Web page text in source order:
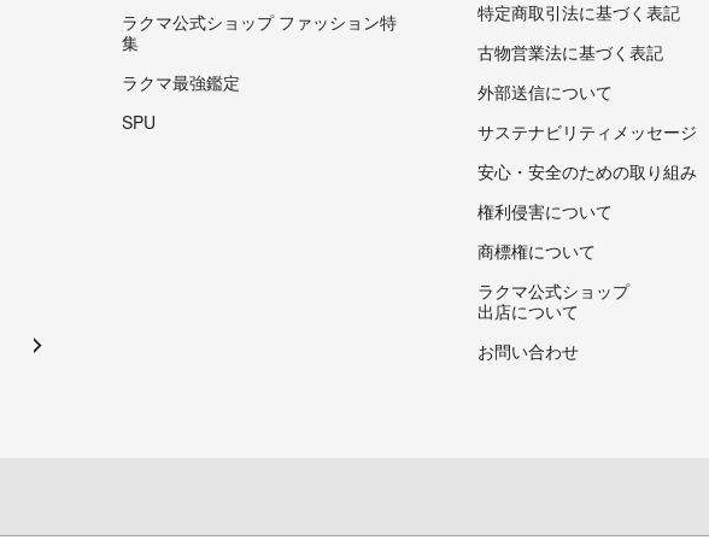
ラクマ公式ショップ ファッション特
集
ラクマ最強鑑定
SPU
特定商取引法に基づく表記
古物営業法に基づく表記
外部送信について
サステナビリティメッセージ
安心・安全のための取り組み
権利侵害について
商標権について
ラクマ公式ショップ
出店について
お問い合わせ